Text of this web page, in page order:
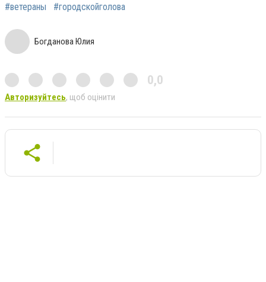
#ветераны #городскойголова
Богданова Юлия
0,0
Авторизуйтесь, щоб оцінити